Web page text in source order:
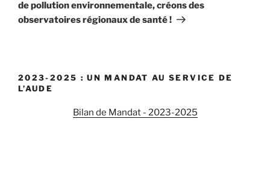
de pollution environnementale, créons des
observatoires régionaux de santé !
2023-2025 : UN MANDAT AU SERVICE DE
L’AUDE
Bilan de Mandat - 2023-2025